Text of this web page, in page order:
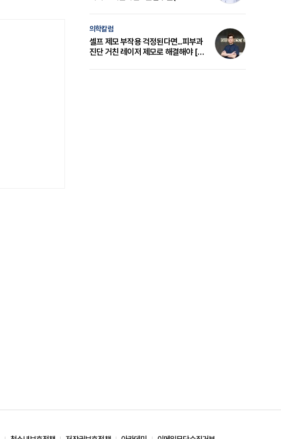
의학칼럼
셀프 제모 부작용 걱정된다면...피부과
진단 거친 레이저 제모로 해결해야 [변